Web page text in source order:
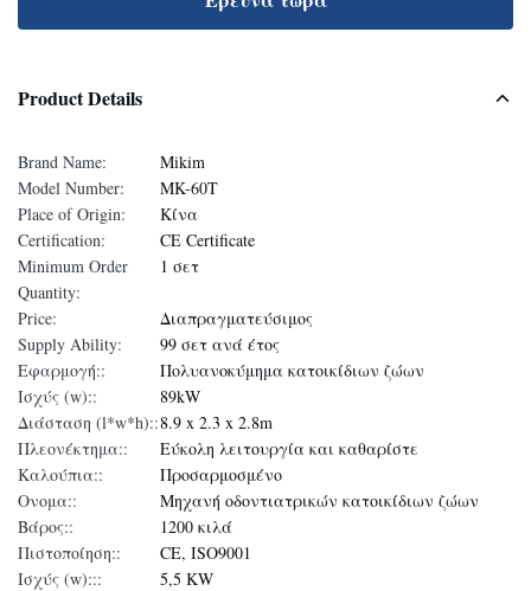
Product Details
Brand Name:
Mikim
Model Number:
MK-60T
Place of Origin:
Κίνα
Certification:
CE Certificate
Minimum Order
Quantity:
1 σετ
Price:
Διαπραγματεύσιμος
Supply Ability:
99 σετ ανά έτος
Εφαρμογή::
Πολυανοκύμημα κατοικίδιων ζώων
Ισχύς (w)::
89kW
Διάσταση (l*w*h)::8.9 x 2.3 x 2.8m
Πλεονέκτημα::
Εύκολη λειτουργία και καθαρίστε
Καλούπια::
Προσαρμοσμένο
Ονομα::
Μηχανή οδοντιατρικών κατοικίδιων ζώων
Βάρος::
1200 κιλά
Πιστοποίηση::
CE, ISO9001
Ισχύς (w):::
5,5 KW